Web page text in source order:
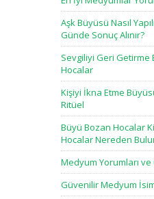
Aşk Büyüsü Nasıl
Günde Sonuç Alınır?
Sevgiliyi Geri Getirme
Hocalar
Kişiyi İkna Etme
Ritüel
Büyü Bozan Hocalar
Hocalar Nereden
Medyum Yorumları
Güvenilir Medyum